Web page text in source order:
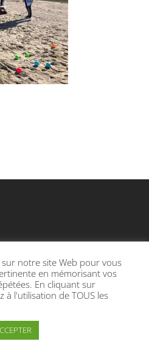
contrat d’association avec l’Etat
CONDRIEU
DE CONFIDENTIALITÉ
notre site Web pour vous
en mémorisant vos
En cliquant sur
à l'utilisation de TOUS les